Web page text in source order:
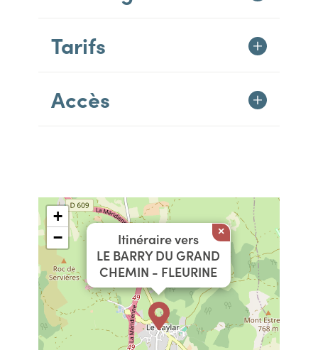
Tarifs
Accès
Itinéraire vers
LE BARRY DU GRAND
CHEMIN - FLEURINE
×
+
−